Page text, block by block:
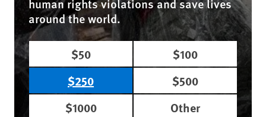
human rights violations and save lives
around the world.
$50
$100
$250
$500
$1000
Other